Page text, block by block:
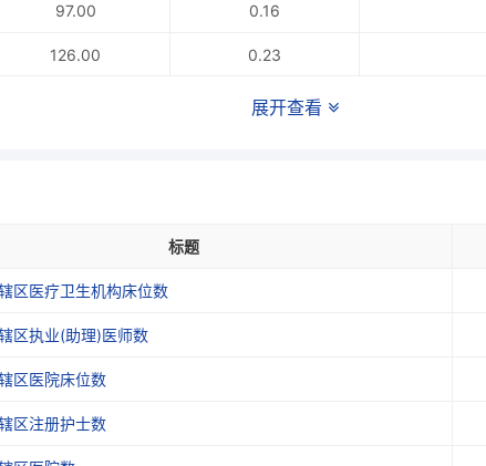
97.00 0.16
126.00 0.23
0.21
展开查看
标题
区医疗卫生机构床位数
区执业(助理)医师数
区医院床位数
区注册护士数